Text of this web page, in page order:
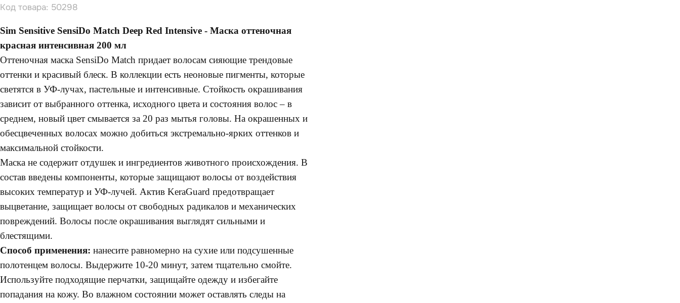
Код товара: 50298
Sim Sensitive SensiDo Match Deep Red Intensive - Маска оттеночная
красная интенсивная 200 мл
Оттеночная маска SensiDo Match придает волосам сияющие трендовые
оттенки и красивый блеск. В коллекции есть неоновые пигменты, которые
светятся в УФ-лучах, пастельные и интенсивные. Стойкость окрашивания
зависит от выбранного оттенка, исходного цвета и состояния волос – в
среднем, новый цвет смывается за 20 раз мытья головы. На окрашенных и
обесцвеченных волосах можно добиться экстремально-ярких оттенков и
максимальной стойкости.
Маска не содержит отдушек и ингредиентов животного происхождения. В
состав введены компоненты, которые защищают волосы от воз­действия
высоких температур и УФ-лучей. Актив KeraGuard предотвращает
выцветание, защищает волосы от свободных радикалов и механических
повреждений. Волосы после окрашивания выглядят сильными и
блестящими.
Способ применения: нанесите равномерно на сухие или подсушенные
полотенцем волосы. Выдержите 10-20 минут, затем тщательно смойте.
Используйте подходящие перчатки, защищайте одежду и избегайте
попадания на кожу. Во влажном состоянии может оставлять следы на